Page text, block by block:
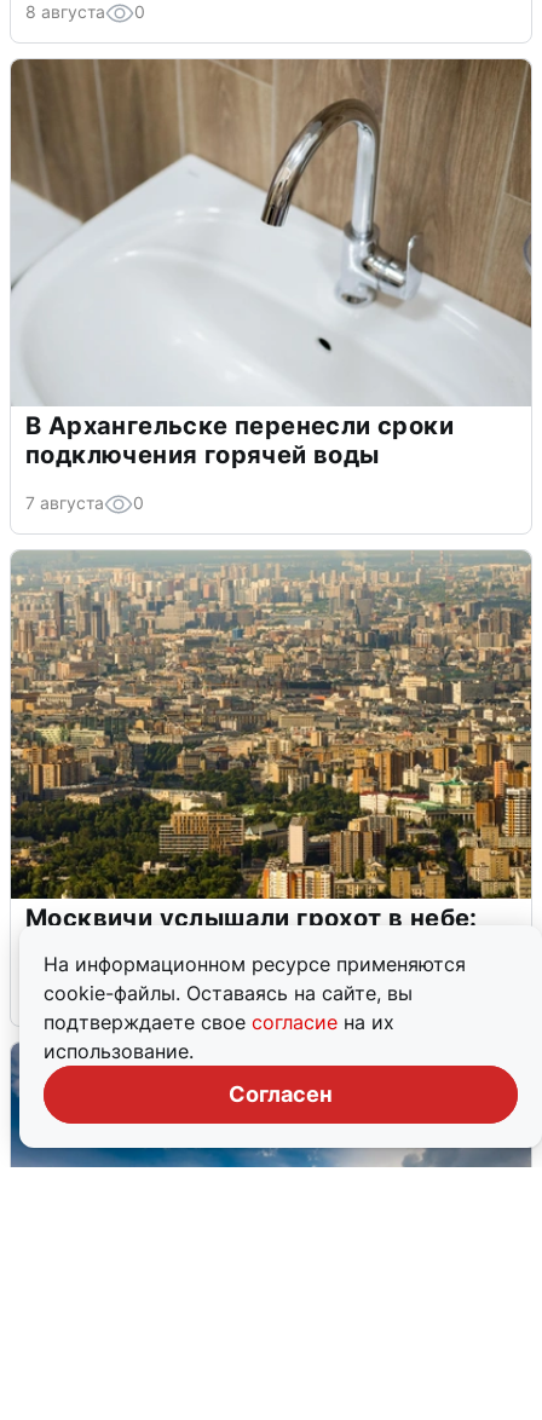
На информационном ресурсе применяются
cookie-файлы. Оставаясь на сайте, вы
подтверждаете свое согласие на их
использование.
Согласен
8 августа 0
В Архангельске перенесли сроки
подключения горячей воды
7 августа 0
Москвичи услышали грохот в небе:
7 августа 0